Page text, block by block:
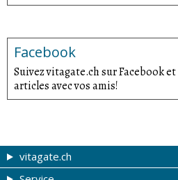
Facebook
Suivez vitagate.ch sur Facebook
articles avec vos amis!
vitagate.ch